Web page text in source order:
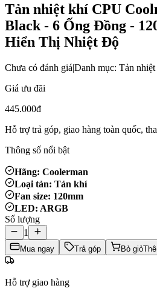
Tản nhiệt khí CPU
Black - 6 Ống Đồng -
Hiển Thị Nhiệt Độ
Chưa có đánh giá|Danh mục: Tản nhiệt
Giá ưu đãi
445.000đ
Hỗ trợ trả góp, giao hàng toàn quốc,
Thông số nổi bật
Hãng: Coolerman
Loại tản: Tản khí
Fan size: 120mm
LED: ARGB
Số lượng
1
Mua ngay Trả góp Bỏ giỏ
Hỗ trợ giao hàng